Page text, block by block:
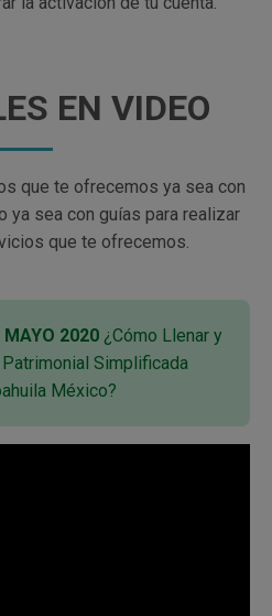
EN VIDEO
que te ofrecemos ya sea con
ya sea con guías para realizar
que te ofrecemos.
MAYO 2020 ¿Cómo Llenar y
Simplificada
México?